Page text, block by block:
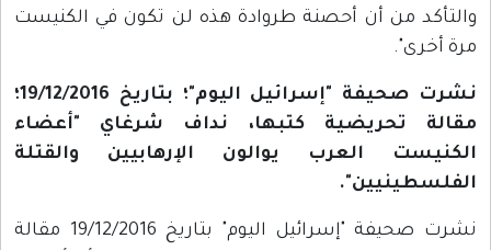
والتأكد من أن أحصنة طروادة هذه لن تكون في الكنيست
مرة أخرى".
نشرت صحيفة "إسرائيل اليوم"؛ بتاريخ 19/12/2016؛
مقالة تحريضية كتبها، نداف شرغاي "أعضاء
الكنيست العرب يوالون الإرهابيين والقتلة
الفلسطينيين".
نشرت صحيفة "إسرائيل اليوم" بتاريخ 19/12/2016 مقالة